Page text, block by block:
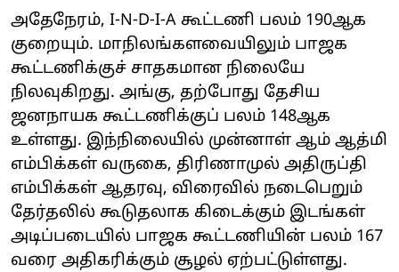
அதேநேரம், I-N-D-I-A கூட்டணி பலம் 190ஆக
குறையும். மாநிலங்களவையிலும் பாஜக
கூட்டணிக்குச் சாதகமான நிலையே
நிலவுகிறது. அங்கு, தற்போது தேசிய
ஜனநாயக கூட்டணிக்குப் பலம் 148ஆக
உள்ளது. இந்நிலையில் முன்னாள் ஆம் ஆத்மி
எம்பிக்கள் வருகை, திரிணாமுல் அதிருப்தி
எம்பிக்கள் ஆதரவு, விரைவில் நடைபெறும்
தேர்தலில் கூடுதலாக கிடைக்கும் இடங்கள்
அடிப்படையில் பாஜக கூட்டணியின் பலம் 167
வரை அதிகரிக்கும் சூழல் ஏற்பட்டுள்ளது.